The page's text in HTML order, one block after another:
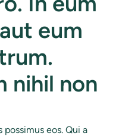
eum
nihil non
eos. Qui a